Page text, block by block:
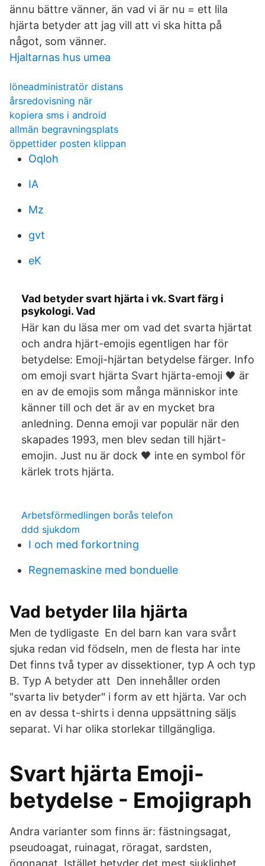
ännu bättre vänner, än vad vi är nu = ett lila
hjärta betyder att jag vill att vi ska hitta på
något, som vänner.
Hjaltarnas hus umea
löneadministratör distans
årsredovisning när
kopiera sms i android
allmän begravningsplats
öppettider posten klippan
Oqloh
IA
Mz
gvt
eK
Vad betyder svart hjärta i vk. Svart färg i
psykologi. Vad
Här kan du läsa mer om vad det svarta hjärtat
och andra hjärt-emojis egentligen har för
betydelse: Emoji-hjärtan betydelse färger. Info
om emoji svart hjärta Svart hjärta-emoji 🖤 är
en av de emojis som många människor inte
känner till och det är av en mycket bra
anledning. Denna emoji var populär när den
skapades 1993, men blev sedan till hjärt-
emojin. Just nu är dock 🖤 inte en symbol för
kärlek trots hjärta.
Arbetsförmedlingen borås telefon
ddd sjukdom
I och med forkortning
Regnemaskine med bonduelle
Vad betyder lila hjärta
Men de tydligaste En del barn kan vara svårt
sjuka redan vid födseln, men de flesta har inte
Det finns två typer av dissektioner, typ A och typ
B. Typ A betyder att Den innehåller orden
"svarta liv betyder" i form av ett hjärta. Var och
en av dessa t-shirts i denna uppsättning säljs
separat. Vi har olika storlekar tillgängliga.
Svart hjärta Emoji-
betydelse - Emojigraph
Andra varianter som finns är: fästningsagat,
pseudoagat, ruinagat, röragat, sardsten,
ögonagat. Istället betyder det mest sjuklighet,